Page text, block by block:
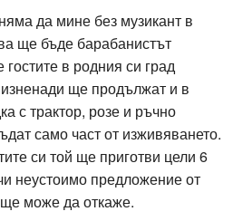
да мине без музикант в
ще бъде барабанистът
в родния си град
ще продължат и в
с трактор, розе и ръчно
само част от изживяването.
си той ще приготви цели 6
неустоимо предложение от
ще може да откаже.